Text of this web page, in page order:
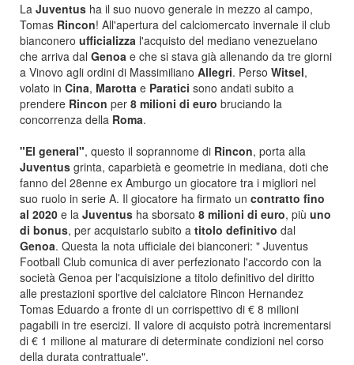
La Juventus ha il suo nuovo generale in mezzo al campo,
Tomas Rincon! All'apertura del calciomercato invernale il club
bianconero ufficializza l'acquisto del mediano venezuelano
che arriva dal Genoa e che si stava già allenando da tre giorni
a Vinovo agli ordini di Massimiliano Allegri. Perso Witsel,
volato in Cina, Marotta e Paratici sono andati subito a
prendere Rincon per 8 milioni di euro bruciando la
concorrenza della Roma.
"El general", questo il soprannome di Rincon, porta alla
Juventus grinta, caparbietà e geometrie in mediana, doti che
fanno del 28enne ex Amburgo un giocatore tra i migliori nel
suo ruolo in serie A. Il giocatore ha firmato un contratto fino
al 2020 e la Juventus ha sborsato 8 milioni di euro, più uno
di bonus, per acquistarlo subito a titolo definitivo dal
Genoa. Questa la nota ufficiale dei bianconeri: " Juventus
Football Club comunica di aver perfezionato l'accordo con la
società Genoa per l'acquisizione a titolo definitivo del diritto
alle prestazioni sportive del calciatore Rincon Hernandez
Tomas Eduardo a fronte di un corrispettivo di € 8 milioni
pagabili in tre esercizi. Il valore di acquisto potrà incrementarsi
di € 1 milione al maturare di determinate condizioni nel corso
della durata contrattuale".